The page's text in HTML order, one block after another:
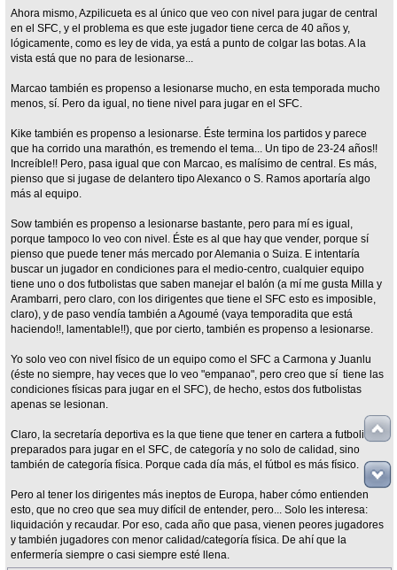
Ahora mismo, Azpilicueta es al único que veo con nivel para jugar de central
en el SFC, y el problema es que este jugador tiene cerca de 40 años y,
lógicamente, como es ley de vida, ya está a punto de colgar las botas. A la
vista está que no para de lesionarse...
Marcao también es propenso a lesionarse mucho, en esta temporada mucho
menos, sí. Pero da igual, no tiene nivel para jugar en el SFC.
Kike también es propenso a lesionarse. Éste termina los partidos y parece
que ha corrido una marathón, es tremendo el tema... Un tipo de 23-24 años!!
Increíble!! Pero, pasa igual que con Marcao, es malísimo de central. Es más,
pienso que si jugase de delantero tipo Alexanco o S. Ramos aportaría algo
más al equipo.
Sow también es propenso a lesionarse bastante, pero para mí es igual,
porque tampoco lo veo con nivel. Éste es al que hay que vender, porque sí
pienso que puede tener más mercado por Alemania o Suiza. E intentaría
buscar un jugador en condiciones para el medio-centro, cualquier equipo
tiene uno o dos futbolistas que saben manejar el balón (a mí me gusta Milla y
Arambarri, pero claro, con los dirigentes que tiene el SFC esto es imposible,
claro), y de paso vendía también a Agoumé (vaya temporadita que está
haciendo!!, lamentable!!), que por cierto, también es propenso a lesionarse.
Yo solo veo con nivel físico de un equipo como el SFC a Carmona y Juanlu
(éste no siempre, hay veces que lo veo "empanao", pero creo que sí tiene las
condiciones físicas para jugar en el SFC), de hecho, estos dos futbolistas
apenas se lesionan.
Claro, la secretaría deportiva es la que tiene que tener en cartera a futbolistas
preparados para jugar en el SFC, de categoría y no solo de calidad, sino
también de categoría física. Porque cada día más, el fútbol es más físico.
Pero al tener los dirigentes más ineptos de Europa, haber cómo entienden
esto, que no creo que sea muy difícil de entender, pero... Solo les interesa:
liquidación y recaudar. Por eso, cada año que pasa, vienen peores jugadores
y también jugadores con menor calidad/categoría física. De ahí que la
enfermería siempre o casi siempre esté llena.